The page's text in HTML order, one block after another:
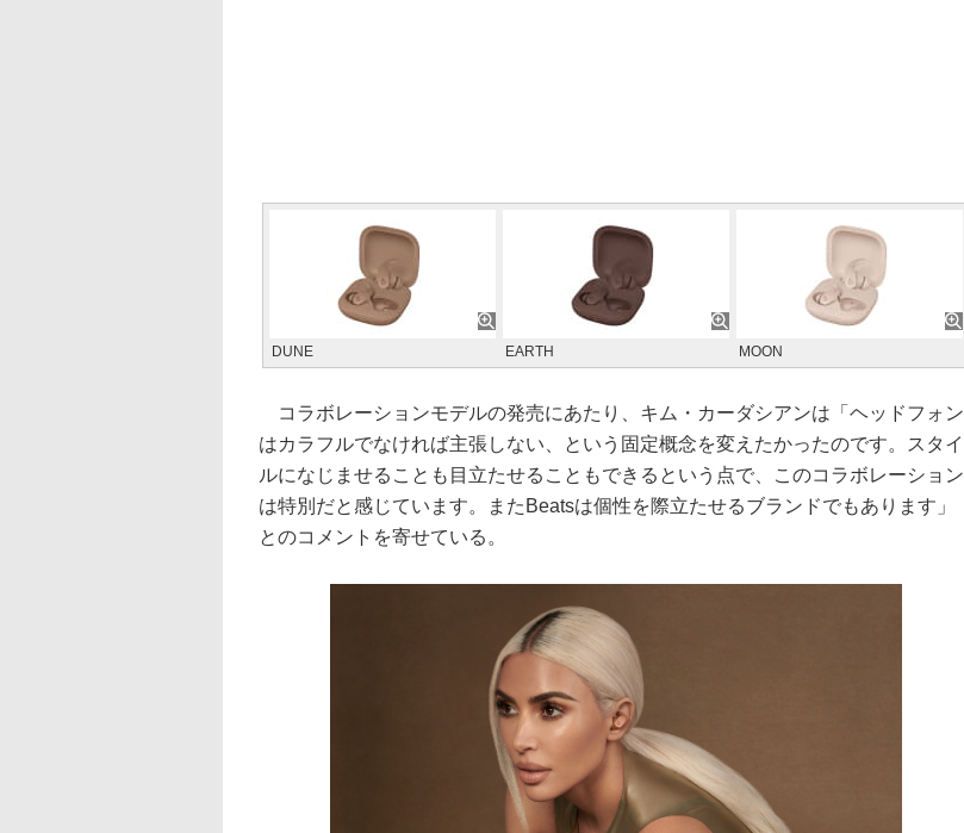
DUNE EARTH MOON
コラボレーションモデルの発売にあたり、キム・カーダシアンは「ヘッドフォン
はカラフルでなければ主張しない、という固定概念を変えたかったのです。スタイ
ルになじませることも目立たせることもできるという点で、このコラボレーション
は特別だと感じています。またBeatsは個性を際立たせるブランドでもあります」
とのコメントを寄せている。